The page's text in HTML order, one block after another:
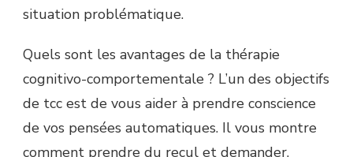
situation problématique.
Quels sont les avantages de la thérapie
cognitivo-comportementale ? L’un des objectifs
de tcc est de vous aider à prendre conscience
de vos pensées automatiques. Il vous montre
comment prendre du recul et demander,